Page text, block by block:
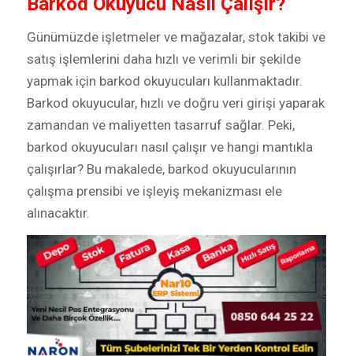
Günümüzde işletmeler ve mağazalar, stok takibi ve
satış işlemlerini daha hızlı ve verimli bir şekilde
yapmak için barkod okuyucuları kullanmaktadır.
Barkod okuyucular, hızlı ve doğru veri girişi yaparak
zamandan ve maliyetten tasarruf sağlar. Peki,
barkod okuyucuları nasıl çalışır ve hangi mantıkla
çalışırlar? Bu makalede, barkod okuyucularının
çalışma prensibi ve işleyiş mekanizması ele
alınacaktır.